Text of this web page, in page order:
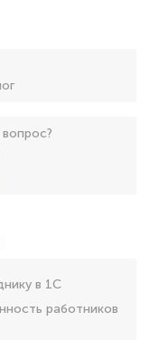
в 1С
работников